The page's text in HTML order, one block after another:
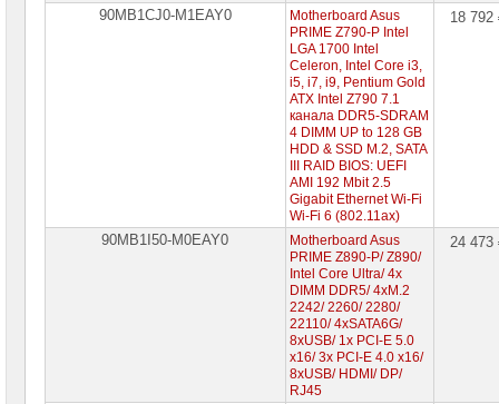
90MB1CJ0-M1EAY0
Motherboard Asus
PRIME Z790-P Intel
LGA 1700 Intel
Celeron, Intel Core i3,
i5, i7, i9, Pentium Gold
ATX Intel Z790 7.1
канала DDR5-SDRAM
4 DIMM UP to 128 GB
HDD & SSD M.2, SATA
III RAID BIOS: UEFI
AMI 192 Mbit 2.5
Gigabit Ethernet Wi-Fi
Wi-Fi 6 (802.11ax)
18
90MB1I50-M0EAY0
Motherboard Asus
PRIME Z890-P/ Z890/
Intel Core Ultra/ 4x
DIMM DDR5/ 4xM.2
2242/ 2260/ 2280/
22110/ 4xSATA6G/
8xUSB/ 1x PCI-E 5.0
x16/ 3x PCI-E 4.0 x16/
8xUSB/ HDMI/ DP/
RJ45
24